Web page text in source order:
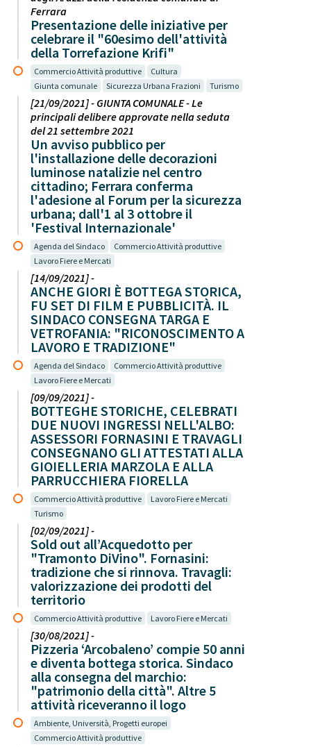
Ferrara
Presentazione delle iniziative per
celebrare il "60esimo dell'attività
della Torrefazione Krifi"
Commercio Attività produttive
Cultura
Giunta comunale
Sicurezza Urbana Frazioni Turismo
[21/09/2021] - GIUNTA COMUNALE - Le
principali delibere approvate nella seduta
del 21 settembre 2021
Un avviso pubblico per
l'installazione delle decorazioni
luminose natalizie nel centro
cittadino; Ferrara conferma
l'adesione al Forum per la sicurezza
urbana; dall'1 al 3 ottobre il
'Festival Internazionale'
Agenda del Sindaco
Commercio Attività produttive
Lavoro Fiere e Mercati
[14/09/2021] -
ANCHE GIORI È BOTTEGA STORICA,
FU SET DI FILM E PUBBLICITÀ. IL
SINDACO CONSEGNA TARGA E
VETROFANIA: "RICONOSCIMENTO A
LAVORO E TRADIZIONE"
Agenda del Sindaco
Commercio Attività produttive
Lavoro Fiere e Mercati
[09/09/2021] -
BOTTEGHE STORICHE, CELEBRATI
DUE NUOVI INGRESSI NELL'ALBO:
ASSESSORI FORNASINI E TRAVAGLI
CONSEGNANO GLI ATTESTATI ALLA
GIOIELLERIA MARZOLA E ALLA
PARRUCCHIERA FIORELLA
Commercio Attività produttive
Lavoro Fiere e Mercati
Turismo
[02/09/2021] -
Sold out all’Acquedotto per
"Tramonto DiVino". Fornasini:
tradizione che si rinnova. Travagli:
valorizzazione dei prodotti del
territorio
Commercio Attività produttive Lavoro Fiere e Mercati
[30/08/2021] -
Pizzeria ‘Arcobaleno’ compie 50 anni
e diventa bottega storica. Sindaco
alla consegna del marchio:
"patrimonio della città". Altre 5
attività riceveranno il logo
Ambiente, Università, Progetti europei
Commercio Attività produttive